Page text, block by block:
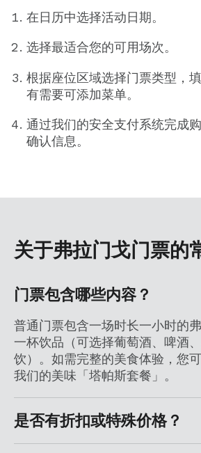
在日历中选择活动日期。
选择最适合您的可用场次。
根据座位区域选择门票类型，
有需要可添加菜单。
通过我们的安全支付系统完成
确认信息。
关于弗拉门戈门票的
门票包含哪些内容？
普通门票包含一场时长一小时的
一杯饮品（可选择葡萄酒、啤酒
饮）。如需完整的美食体验，您
我们的美味「塔帕斯套餐」。
是否有折扣或特殊价格？